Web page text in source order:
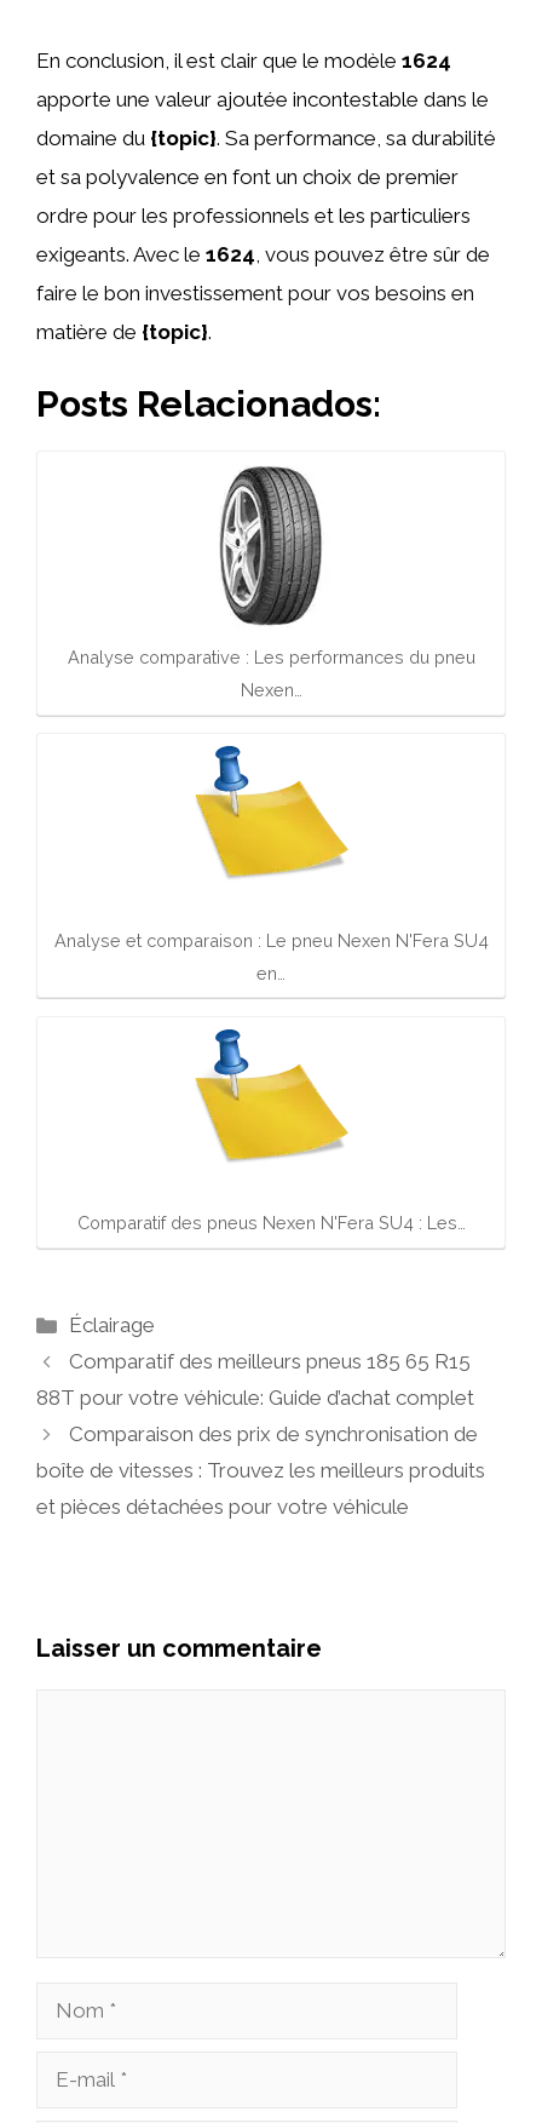
En conclusion, il est clair que le modèle 1624
apporte une valeur ajoutée incontestable dans le
domaine du {topic}. Sa performance, sa durabilité
et sa polyvalence en font un choix de premier
ordre pour les professionnels et les particuliers
exigeants. Avec le 1624, vous pouvez être sûr de
faire le bon investissement pour vos besoins en
matière de {topic}.
Posts Relacionados:
Analyse comparative : Les performances du pneu
Nexen…
Analyse et comparaison : Le pneu Nexen N'Fera SU4
en…
Comparatif des pneus Nexen N'Fera SU4 : Les…
Catégories
Éclairage
Comparatif des meilleurs pneus 185 65 R15
88T pour votre véhicule: Guide d’achat complet
Comparaison des prix de synchronisation de
boîte de vitesses : Trouvez les meilleurs produits
et pièces détachées pour votre véhicule
Laisser un commentaire
Nom